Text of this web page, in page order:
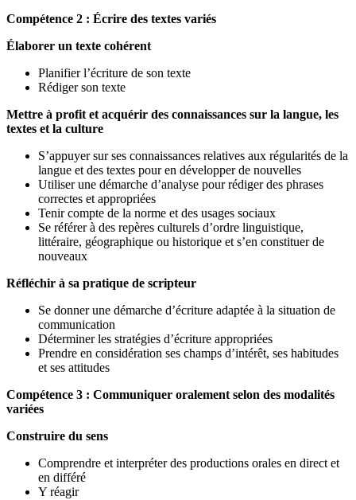
Compétence 2 : Écrire des textes variés
Élaborer un texte cohérent
Planifier l’écriture de son texte
Rédiger son texte
Mettre à profit et acquérir des connaissances sur la langue, les
textes et la culture
S’appuyer sur ses connaissances relatives aux régularités de la
langue et des textes pour en développer de nouvelles
Utiliser une démarche d’analyse pour rédiger des phrases
correctes et appropriées
Tenir compte de la norme et des usages sociaux
Se référer à des repères culturels d’ordre linguistique,
littéraire, géographique ou historique et s’en constituer de
nouveaux
Réfléchir à sa pratique de scripteur
Se donner une démarche d’écriture adaptée à la situation de
communication
Déterminer les stratégies d’écriture appropriées
Prendre en considération ses champs d’intérêt, ses habitudes
et ses attitudes
Compétence 3 : Communiquer oralement selon des modalités
variées
Construire du sens
Comprendre et interpréter des productions orales en direct et
en différé
Y réagir